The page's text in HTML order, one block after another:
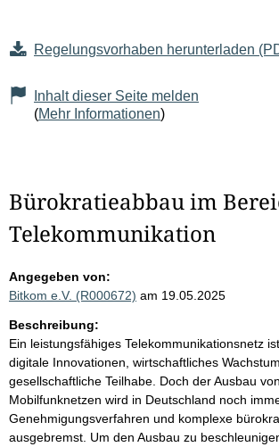
Regelungsvorhaben herunterladen
Inhalt dieser Seite melden
(Mehr Informationen)
Bürokratieabbau im
Telekommunikation
Angegeben von:
Bitkom e.V. (R000672) am 19.05.2025
Beschreibung:
Ein leistungsfähiges Telekommunikationsnetz
digitale Innovationen, wirtschaftliches
gesellschaftliche Teilhabe. Doch der Ausbau
Mobilfunknetzen wird in Deutschland noch
Genehmigungsverfahren und komplexe
ausgebremst. Um den Ausbau zu